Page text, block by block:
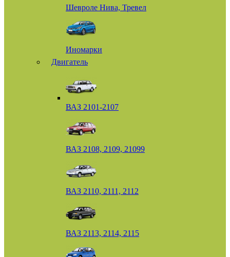
Шевроле Нива, Тревел
Иномарки
Двигатель
ВАЗ 2101-2107
ВАЗ 2108, 2109, 21099
ВАЗ 2110, 2111, 2112
ВАЗ 2113, 2114, 2115